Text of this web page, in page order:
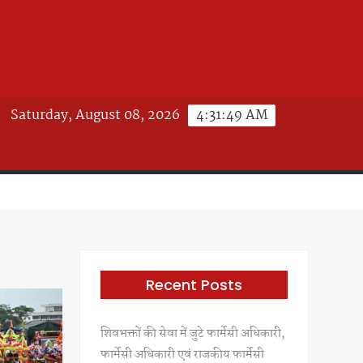
4:31:50 AM
Saturday, August 08, 2026
Recent Posts
शिवभक्तों की सेवा में जुटे फार्मेसी अधिकारी,
फार्मेसी अधिकारी एवं राजकीय फार्मेसी